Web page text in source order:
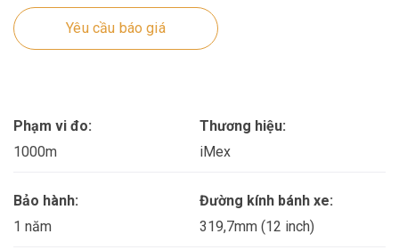
Yêu cầu báo giá
Phạm vi đo:
1000m
Thương hiệu:
iMex
Bảo hành:
1 năm
Đường kính bánh xe:
319,7mm (12 inch)